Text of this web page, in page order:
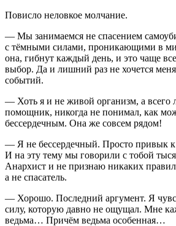
Повисло неловкое молчание.
— Мы занимаемся не спасением
с тёмными силами, проникающими в
она, гибнут каждый день, и это чаще
выбор. Да и лишний раз не хочется
событий.
— Хоть я и не живой организм, а
помощник, никогда не понимал, как
бессердечным. Она же совсем рядом!
— Я не бессердечный. Просто привык к
И на эту тему мы говорили с тобой
Анархист и не признаю никаких
а не спасатель.
— Хорошо. Последний аргумент. Я
силу, которую давно не ощущал. Мне
ведьма… Причём ведьма особенная…